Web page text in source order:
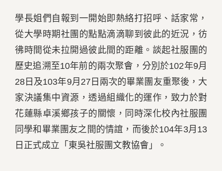
學長姐們自報到一開始即熱絡打招呼、話家常，
從大學時期社團的點點滴滴聊到彼此的近況，彷
彿時間從未拉開過彼此間的距離。談起社服團的
歷史追溯至10年前的兩次聚會，分別於102年9月
28日及103年9月27日兩次的畢業團友重聚後，大
家決議集中資源，透過組織化的運作，致力於對
花蓮縣卓溪鄉孩子的關懷，同時深化校內社服團
同學和畢業團友之間的情誼，而後於104年3月13
日正式成立「東吳社服團文教協會」。